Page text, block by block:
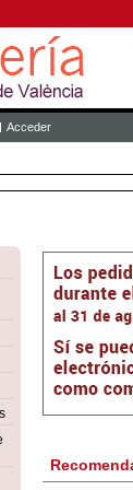
Acceder